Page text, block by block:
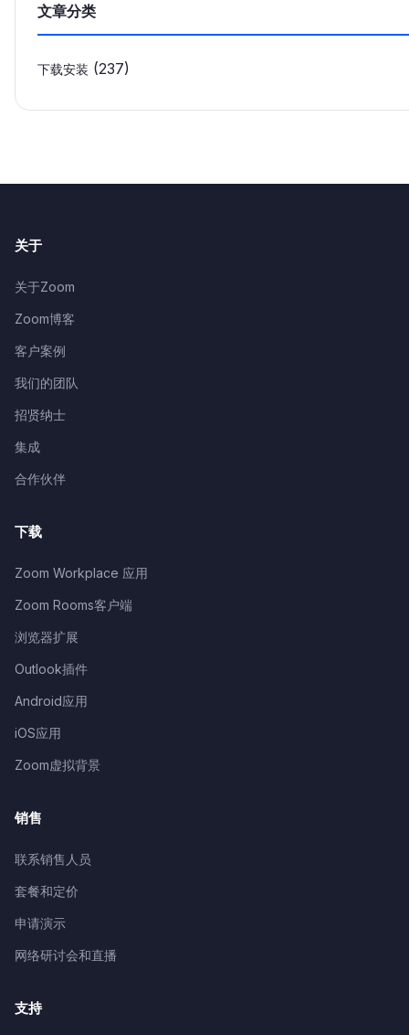
文章分类
下载安装 (237)
关于
关于Zoom
Zoom博客
客户案例
我们的团队
招贤纳士
集成
合作伙伴
下载
Zoom Workplace 应用
Zoom Rooms客户端
浏览器扩展
Outlook插件
Android应用
iOS应用
Zoom虚拟背景
销售
联系销售人员
套餐和定价
申请演示
网络研讨会和直播
支持